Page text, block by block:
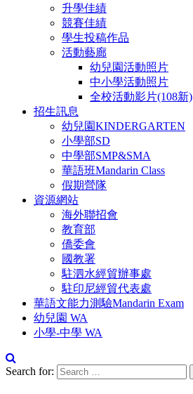
升學佳績
競賽佳績
學生投稿作品
活動藝廊
幼兒園活動照片
中小學活動照片
全校活動影片(108新)
招生訊息
幼兒園KINDERGARTEN
小學部SD
中學部SMP&SMA
華語班Mandarin Class
假期營隊
資源網站
海外聯招會
教育部
僑委會
國教署
駐泗水經貿辦事處
駐印尼經貿代表處
華語文能力測驗Mandarin Exam
幼兒園 WA
小學-中學 WA
Search for: